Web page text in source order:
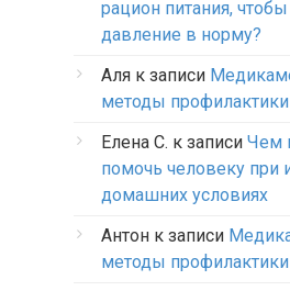
рацион питания,
давление в норму?
Аля к записи
методы профилактики
Елена С. к записи Чем
помочь человеку при
домашних условиях
Антон к записи
методы профилактики